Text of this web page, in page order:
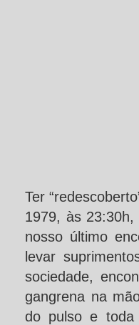
Ter
1979, às
nosso último
levar
sociedade,
gangrena na
do pulso e toda